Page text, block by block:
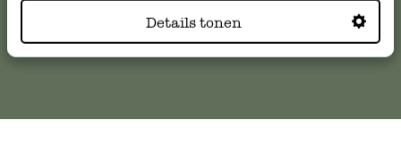
Details tonen